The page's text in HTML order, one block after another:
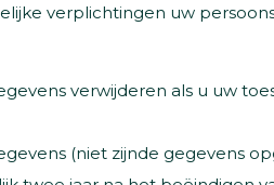
verplichtingen uw
verwijderen als u uw
(niet zijnde gegevens